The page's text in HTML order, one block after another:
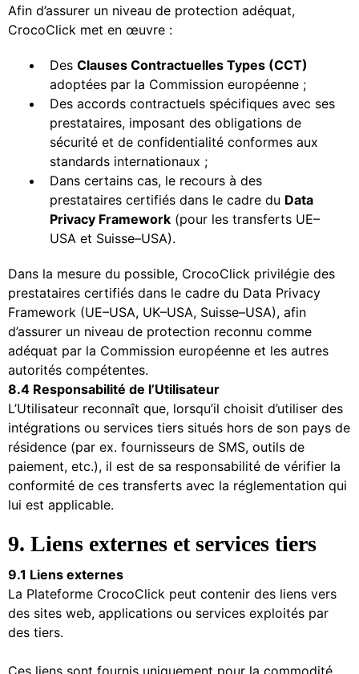
Afin d’assurer un niveau de protection adéquat,
CrocoClick met en œuvre :
Des Clauses Contractuelles Types (CCT)
adoptées par la Commission européenne ;
Des accords contractuels spécifiques avec ses
prestataires, imposant des obligations de
sécurité et de confidentialité conformes aux
standards internationaux ;
Dans certains cas, le recours à des
prestataires certifiés dans le cadre du Data
Privacy Framework (pour les transferts UE–
USA et Suisse–USA).
Dans la mesure du possible, CrocoClick privilégie des
prestataires certifiés dans le cadre du Data Privacy
Framework (UE–USA, UK–USA, Suisse–USA), afin
d’assurer un niveau de protection reconnu comme
adéquat par la Commission européenne et les autres
autorités compétentes.
8.4 Responsabilité de l’Utilisateur
L’Utilisateur reconnaît que, lorsqu’il choisit d’utiliser des
intégrations ou services tiers situés hors de son pays de
résidence (par ex. fournisseurs de SMS, outils de
paiement, etc.), il est de sa responsabilité de vérifier la
conformité de ces transferts avec la réglementation qui
lui est applicable.
9. Liens externes et services tiers
9.1 Liens externes
La Plateforme CrocoClick peut contenir des liens vers
des sites web, applications ou services exploités par
des tiers.
Ces liens sont fournis uniquement pour la commodité